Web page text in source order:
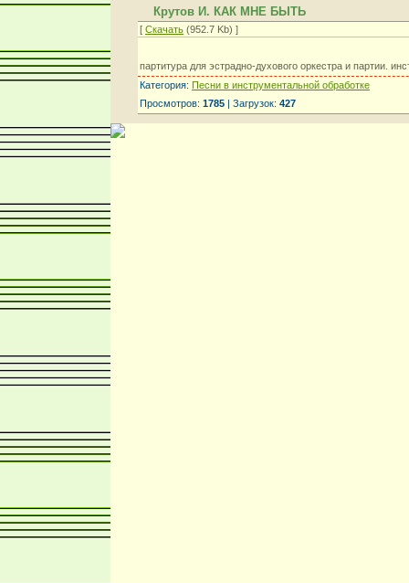
Крутов И. КАК МНЕ БЫТЬ
[ Скачать (952.7 Kb) ]
партитура для эстрадно-духового оркестра и партии.
Категория: Песни в инструментальной обработке
Просмотров: 1785 | Загрузок: 427